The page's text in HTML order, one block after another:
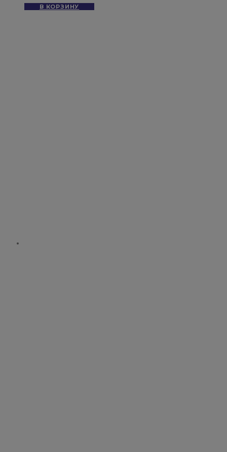
В КОРЗИНУ